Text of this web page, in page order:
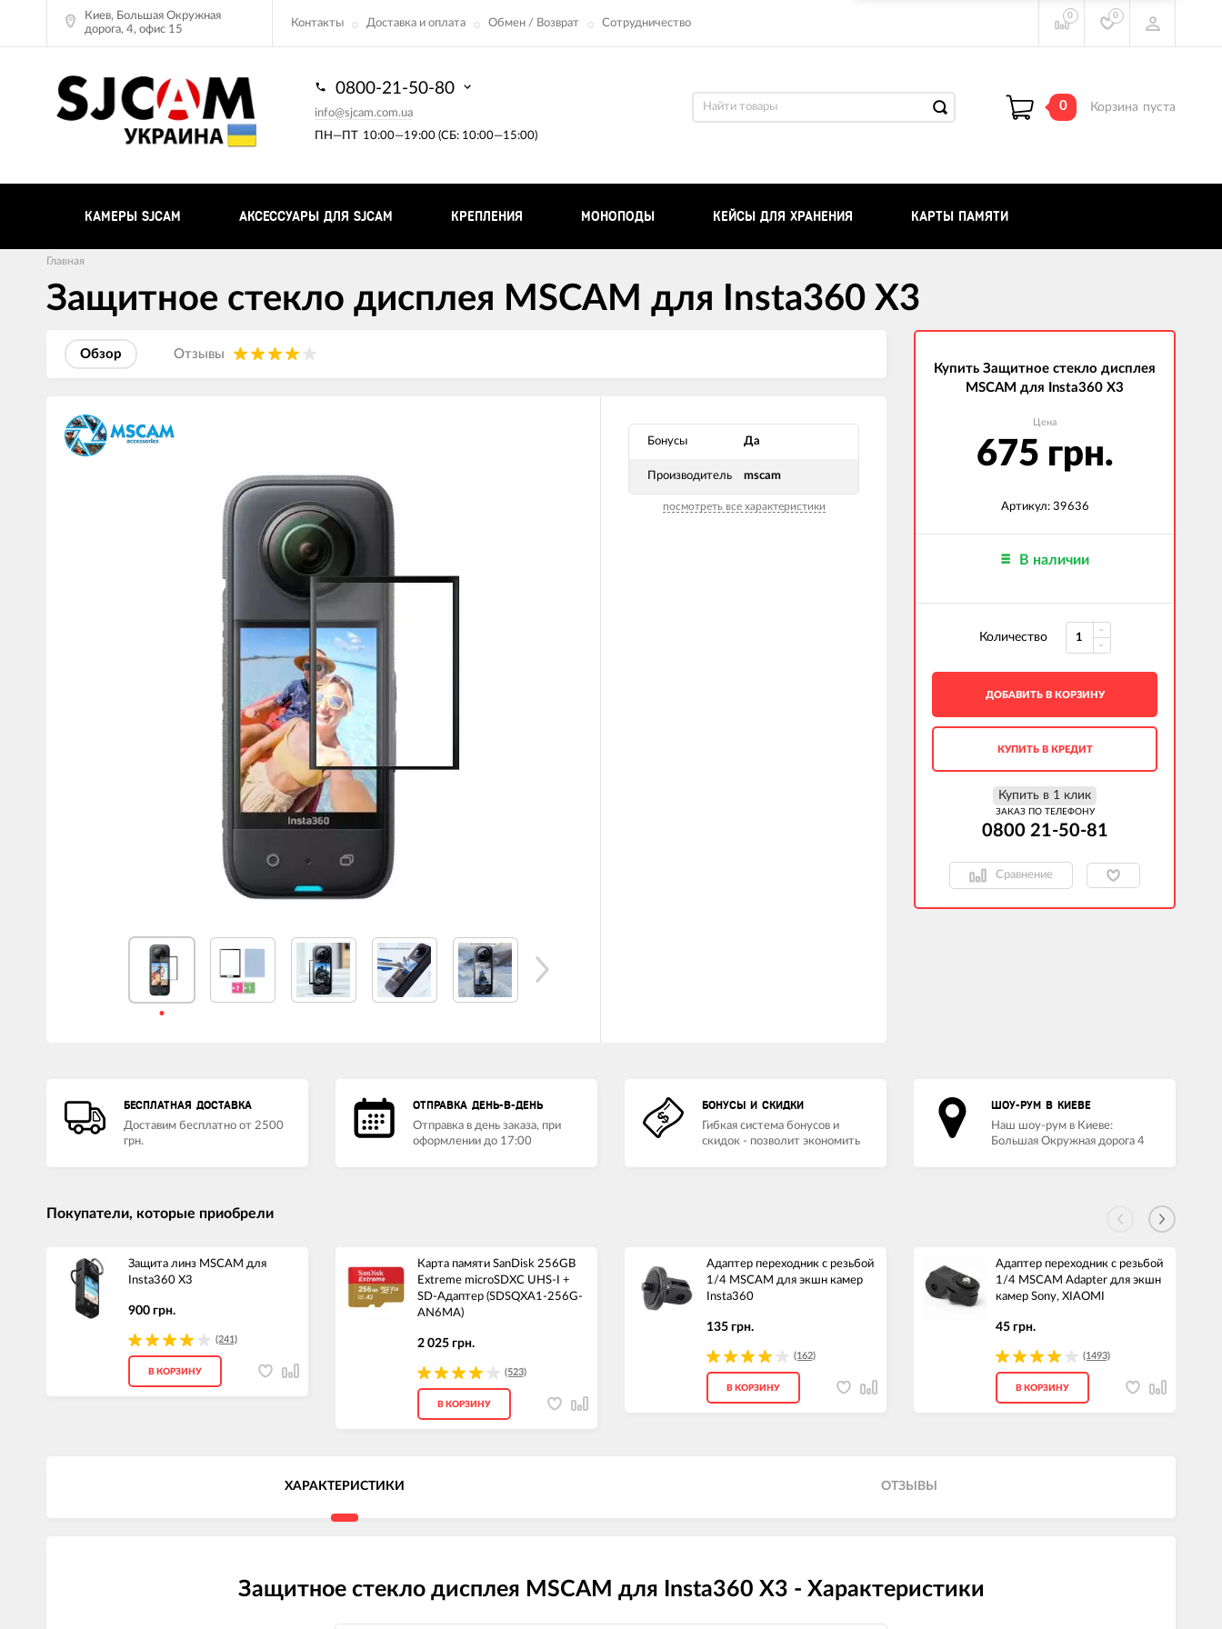
Киев, Большая Окружная
дорога, 4, офис 15
Контакты Доставка и оплата Обмен / Возврат Сотрудничество
0 0
ПН—ПТ 10:00—19:00 (СБ: 10:00—15:00)
0800-21-50-80
info@sjcam.com.ua
0 Корзина пуста
КАМЕРЫ SJCAM АКСЕССУАРЫ ДЛЯ SJCAM КРЕПЛЕНИЯ МОНОПОДЫ КЕЙСЫ ДЛЯ ХРАНЕНИЯ КАРТЫ ПАМЯТИ
Главная
Защитное стекло дисплея MSCAM для Insta360 X3
Обзор Отзывы
товаров
Бонусы Да
Производитель mscam
посмотреть все характеристики
Купить Защитное стекло дисплея
MSCAM для Insta360 X3
Цена
675 грн.
Артикул: 39636
В наличии
Количество
ДОБАВИТЬ В КОРЗИНУ
КУПИТЬ В КРЕДИТ
Купить в 1 клик
ЗАКАЗ ПО ТЕЛЕФОНУ
0800 21-50-81
Сравнение
БЕСПЛАТНАЯ ДОСТАВКА
Доставим бесплатно от 2500
грн.
ОТПРАВКА ДЕНЬ-В-ДЕНЬ
Отправка в день заказа, при
оформлении до 17:00
БОНУСЫ И СКИДКИ
Гибкая система бонусов и
скидок - позволит экономить
ШОУ-РУМ В КИЕВЕ
Наш шоу-рум в Киеве:
Большая Окружная дорога 4
Покупатели, которые приобрели
Защита линз MSCAM для
Insta360 X3
900 грн.
(241)
В КОРЗИНУ
Карта памяти SanDisk 256GB
Extreme microSDXC UHS-I +
SD-Адаптер (SDSQXA1-256G-
AN6MA)
2 025 грн.
(523)
В КОРЗИНУ
Адаптер переходник с резьбой
1/4 MSCAM для экшн камер
Insta360
135 грн.
(162)
В КОРЗИНУ
Адаптер переходник с резьбой
1/4 MSCAM Adapter для экшн
камер Sony, XIAOMI
45 грн.
(1493)
В КОРЗИНУ
ХАРАКТЕРИСТИКИ ОТЗЫВЫ
Защитное стекло дисплея MSCAM для Insta360 X3 - Характеристики